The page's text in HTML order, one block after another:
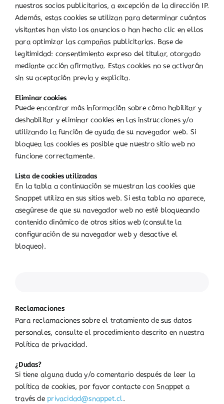
nuestros socios publicitarios, a excepción de la dirección IP.
Además, estas cookies se utilizan para determinar cuántos
visitantes han visto los anuncios o han hecho clic en ellos
para optimizar las campañas publicitarias. Base de
legitimidad: consentimiento expreso del titular, otorgado
mediante acción afirmativa. Estas cookies no se activarán
sin su aceptación previa y explícita.
Eliminar cookies
Puede encontrar más información sobre cómo habilitar y
deshabilitar y eliminar cookies en las instrucciones y/o
utilizando la función de ayuda de su navegador web. Si
bloquea las cookies es posible que nuestro sitio web no
funcione correctamente.
Lista de cookies utilizadas
En la tabla a continuación se muestran las cookies que
Snappet utiliza en sus sitios web. Si esta tabla no aparece,
asegúrese de que su navegador web no esté bloqueando
contenido dinámico de otros sitios web (consulte la
configuración de su navegador web y desactive el
bloqueo).
Reclamaciones
Para reclamaciones sobre el tratamiento de sus datos
personales, consulte el procedimiento descrito en nuestra
Política de privacidad.
¿Dudas?
Si tiene alguna duda y/o comentario después de leer la
política de cookies, por favor contacte con Snappet a
través deprivacidad@snappet.cl.